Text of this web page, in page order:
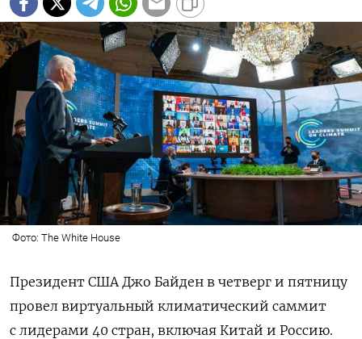
Фото: The White House
Президент США Джо Байден в четверг и пятницу
провел виртуальный климатический саммит
с лидерами 40 стран, включая Китай и Россию.